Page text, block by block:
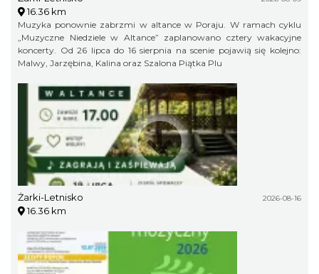
16.36 km
Muzyka ponownie zabrzmi w altance w Poraju. W ramach cyklu
„Muzyczne Niedziele w Altance” zaplanowano cztery wakacyjne
koncerty. Od 26 lipca do 16 sierpnia na scenie pojawią się kolejno:
Malwy, Jarzębina, Kalina oraz Szalona Piątka Plu
Żarki-Letnisko 2026-08-16
16.36 km